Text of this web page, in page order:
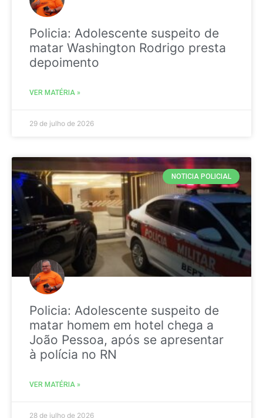
Policia: Adolescente suspeito de
matar Washington Rodrigo presta
depoimento
VER MATÉRIA »
29 de julho de 2026
NOTICIA POLICIAL
Policia: Adolescente suspeito de
matar homem em hotel chega a
João Pessoa, após se apresentar
à polícia no RN
VER MATÉRIA »
28 de julho de 2026